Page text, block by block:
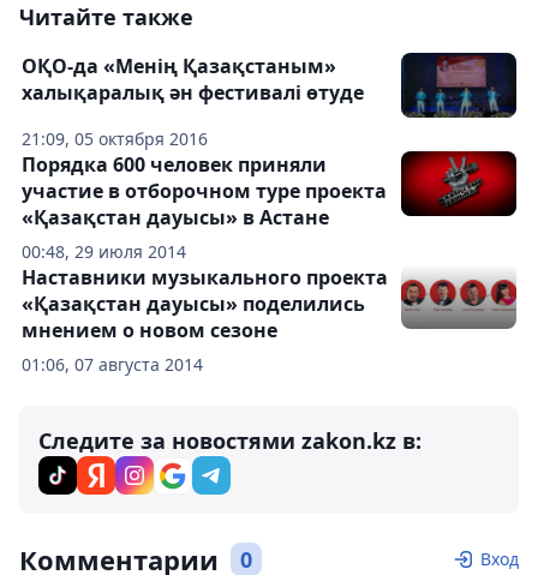
Читайте также
21:09, 05 октября 2016
ОҚО-да «Менің Қазақстаным»
халықаралық ән фестивалі өтуде
00:48, 29 июля 2014
Порядка 600 человек приняли
участие в отборочном туре проекта
«Қазақстан дауысы» в Астане
01:06, 07 августа 2014
Наставники музыкального проекта
«Қазақстан дауысы» поделились
мнением о новом сезоне
Следите за новостями zakon.kz в:
Комментарии 0 Вход